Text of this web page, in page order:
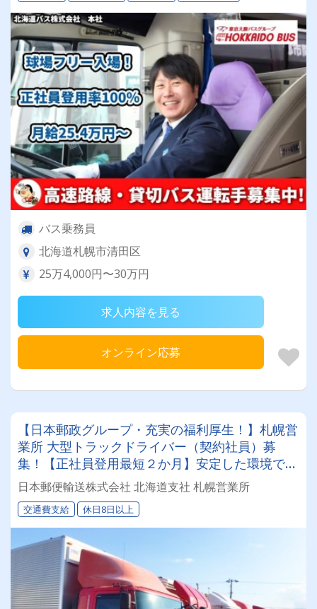
バス乗務員
北海道札幌市清田区
25万4,000円〜30万円
求人内容を見る
オンライン応募
【日本郵政グループ・充実の福利厚生！】札幌営
業所 大型トラックドライバー（契約社員）募
集！【正社員登用最短２か月】安定した環境で腰
を据えて働きたい、そんなあなたにピッタリ！
日本郵便輸送株式会社 北海道支社 札幌営業所
交通費支給 休日8日以上